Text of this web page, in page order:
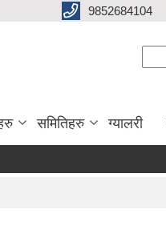
9852684104
समितिहरु ग्यालरी